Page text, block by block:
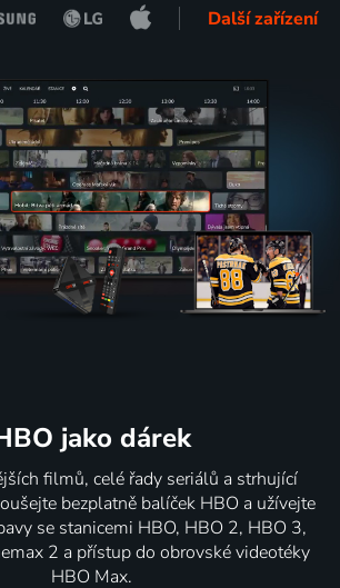
Další zařízení
jako dárek
filmů, celé řady seriálů a strhující
bezplatně balíček HBO a užívejte
se stanicemi HBO, HBO 2, HBO 3,
2 a přístup do obrovské videotéky
HBO Max.